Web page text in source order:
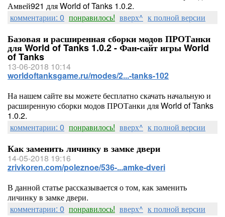
Амвей921 для World of Tanks 1.0.2.
комментарии: 0 понравилось! вверх^ к полной версии
Базовая и расширенная сборки модов ПРОТанки
для World of Tanks 1.0.2 - Фан-сайт игры World
of Tanks
13-06-2018 10:14
worldoftanksgame.ru/modes/2...-tanks-102
На нашем сайте вы можете бесплатно скачать начальную и
расширенную сборки модов ПРОТанки для World of Tanks
1.0.2.
комментарии: 0 понравилось! вверх^ к полной версии
Как заменить личинку в замке двери
14-05-2018 19:16
zrivkoren.com/poleznoe/536-...amke-dveri
В данной статье рассказывается о том, как заменить
личинку в замке двери.
комментарии: 0 понравилось! вверх^ к полной версии